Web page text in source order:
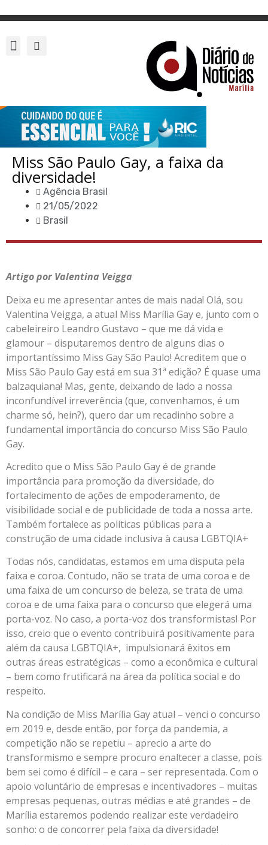
Miss São Paulo Gay, a faixa da
diversidade!
Agência Brasil
21/05/2022
Brasil
Artigo por Valentina Veigga
Deixa eu me apresentar antes de mais nada! Olá, sou
Valentina Veigga, a atual Miss Marília Gay e, junto com o
cabeleireiro Leandro Gustavo – que me dá vida e
glamour – disputaremos dentro de alguns dias o
importantíssimo Miss Gay São Paulo! Acreditem que o
Miss São Paulo Gay está em sua 31ª edição? É quase uma
balzaquiana! Mas, gente, deixando de lado a nossa
inconfundível irreverência (que, convenhamos, é um
charme só, hein?), quero dar um recadinho sobre a
fundamental importância do concurso Miss São Paulo
Gay.
Acredito que o Miss São Paulo Gay é de grande
importância para promoção da diversidade, do
fortalecimento de ações de empoderamento, de
visibilidade social e de publicidade de toda a nossa arte.
Também fortalece as políticas públicas para a
construção de uma cidade inclusiva à causa LGBTQIA+
Todas nós, candidatas, estamos em uma disputa pela
faixa e coroa. Contudo, não se trata de uma coroa e de
uma faixa de um concurso de beleza, se trata de uma
coroa e de uma faixa para o concurso que elegerá uma
porta-voz. No caso, a porta-voz dos transformistas! Por
isso, creio que o evento contribuirá positivamente para
além da causa LGBTQIA+, impulsionará êxitos em
outras áreas estratégicas – como a econômica e cultural
– bem como frutificará na área da política social e do
respeito.
Na condição de Miss Marília Gay atual – venci o concurso
em 2019 e, desde então, por força da pandemia, a
competição não se repetiu – aprecio a arte do
transformismo e sempre procuro enaltecer a classe, pois
bem sei como é difícil – e cara – ser representada. Com o
apoio voluntário de empresas e incentivadores – muitas
empresas pequenas, outras médias e até grandes – de
Marília estaremos podendo realizar este verdadeiro
sonho: o de concorrer pela faixa da diversidade!